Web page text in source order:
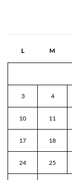
L M
3 4
10 11
17 18
24 25